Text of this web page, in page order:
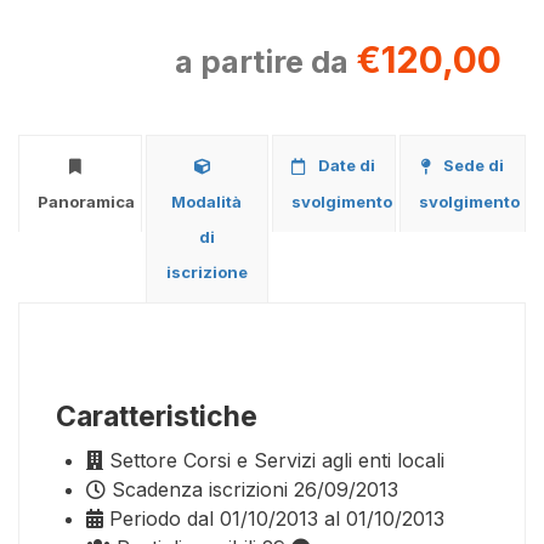
a partire da €120,00
Panoramica
Modalità
di
iscrizione
Date di
svolgimento
Sede di
svolgimento
Caratteristiche
Settore Corsi e Servizi agli enti locali
Scadenza iscrizioni 26/09/2013
Periodo dal 01/10/2013 al 01/10/2013